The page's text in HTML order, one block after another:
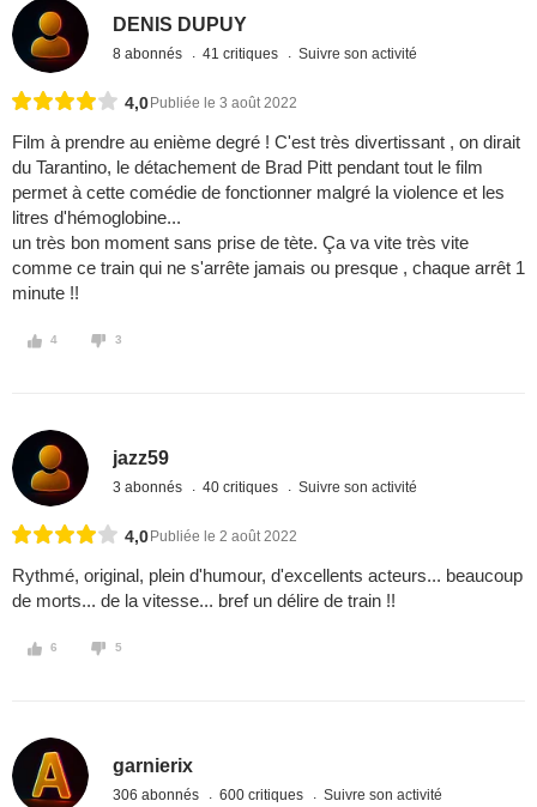
DENIS DUPUY
8 abonnés 41 critiques Suivre son activité
4,0 Publiée le 3 août 2022
Film à prendre au enième degré ! C'est très divertissant , on dirait
du Tarantino, le détachement de Brad Pitt pendant tout le film
permet à cette comédie de fonctionner malgré la violence et les
litres d'hémoglobine...
un très bon moment sans prise de tète. Ça va vite très vite
comme ce train qui ne s'arrête jamais ou presque , chaque arrêt 1
minute !!
4 3
jazz59
3 abonnés 40 critiques Suivre son activité
4,0 Publiée le 2 août 2022
Rythmé, original, plein d'humour, d'excellents acteurs... beaucoup
de morts... de la vitesse... bref un délire de train !!
6 5
garnierix
306 abonnés 600 critiques Suivre son activité